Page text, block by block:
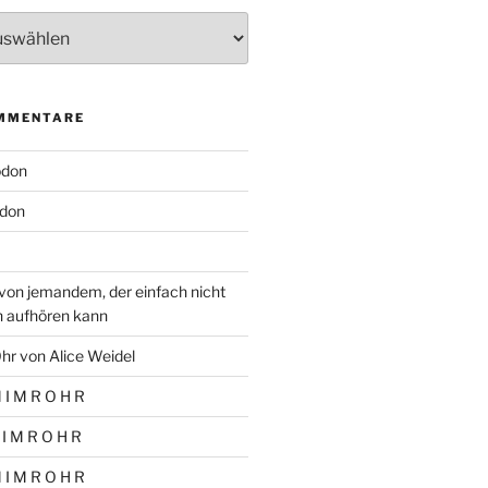
jemandem, der einfach nicht
aufhören kann
von Alice Weidel
I M R O H R
M R O H R
I M R O H R